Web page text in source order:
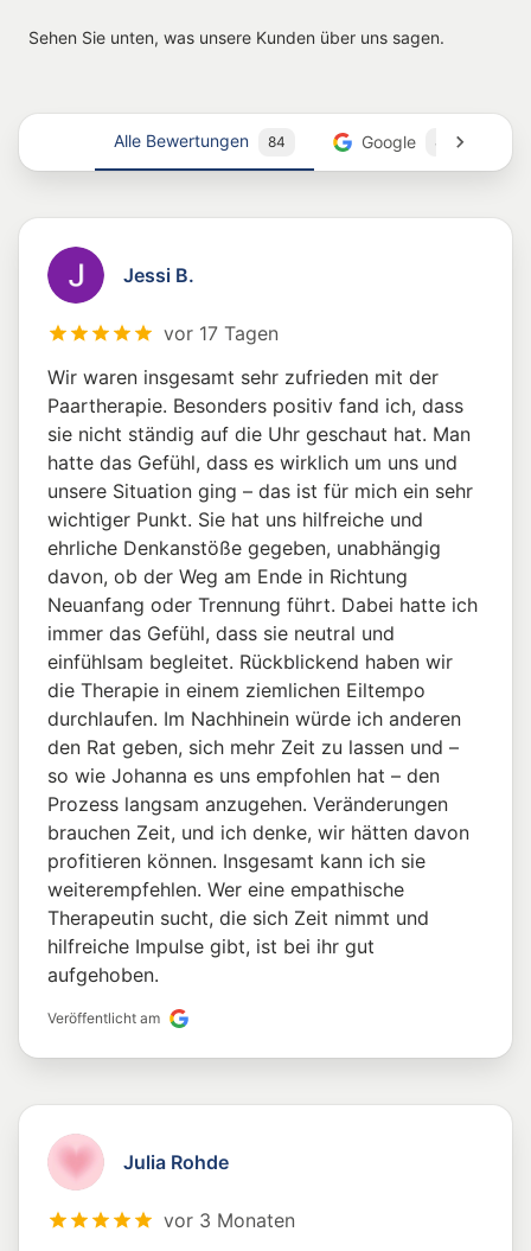
Sehen Sie unten, was unsere Kunden über uns sagen.
Alle Bewertungen 84 Google 84
Jessi B.
vor 17 Tagen
Wir waren insgesamt sehr zufrieden mit der
Paartherapie. Besonders positiv fand ich, dass
sie nicht ständig auf die Uhr geschaut hat. Man
hatte das Gefühl, dass es wirklich um uns und
unsere Situation ging – das ist für mich ein sehr
wichtiger Punkt. Sie hat uns hilfreiche und
ehrliche Denkanstöße gegeben, unabhängig
davon, ob der Weg am Ende in Richtung
Neuanfang oder Trennung führt. Dabei hatte ich
immer das Gefühl, dass sie neutral und
einfühlsam begleitet. Rückblickend haben wir
die Therapie in einem ziemlichen Eiltempo
durchlaufen. Im Nachhinein würde ich anderen
den Rat geben, sich mehr Zeit zu lassen und –
so wie Johanna es uns empfohlen hat – den
Prozess langsam anzugehen. Veränderungen
brauchen Zeit, und ich denke, wir hätten davon
profitieren können. Insgesamt kann ich sie
weiterempfehlen. Wer eine empathische
Therapeutin sucht, die sich Zeit nimmt und
hilfreiche Impulse gibt, ist bei ihr gut
aufgehoben.
Veröffentlicht am
Julia Rohde
vor 3 Monaten